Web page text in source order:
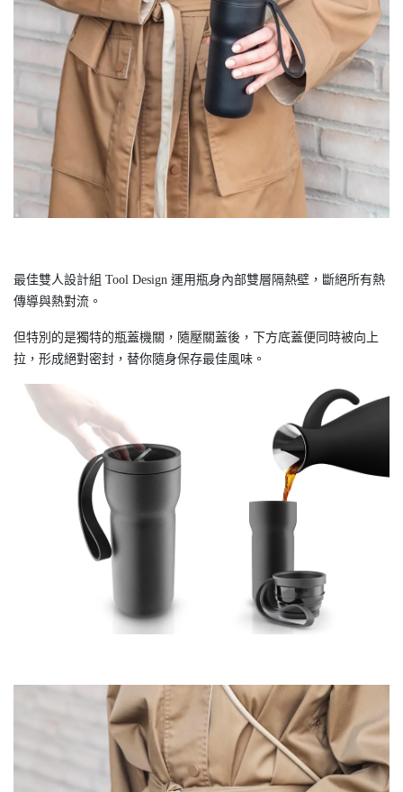
最佳雙人設計組 Tool Design 運用瓶身內部雙層隔熱壁，斷絕所有熱
傳導與熱對流。
但特別的是獨特的瓶蓋機關，隨壓關蓋後，下方底蓋便同時被向上
拉，形成絕對密封，替你隨身保存最佳風味。